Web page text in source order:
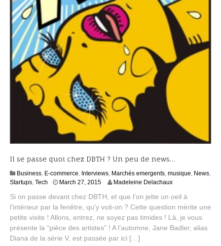
Il se passe quoi chez DBTH ? Un peu de news…
Business, E-commerce, Interviews, Marchés emergents, musique, News,
Startups, Tech March 27, 2015J
y
2
6
,
Madeleine Delachaux
Si on passe devant chez DBTH, et que l’on jette un oeil à
l’intérieur par la fenêtre, qu’y voit-on ? Cette question mérite une
petite visite ! Allons, entrez, ne soyez pas timides ! Là, je vous
présente la “pièce des artistes” ! A l’automne, Jane Badler, alias
Diana de la série V, est passée par ici […]